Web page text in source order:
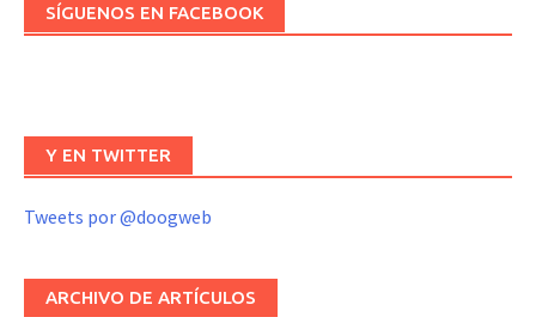
SÍGUENOS EN FACEBOOK
Y EN TWITTER
Tweets por @doogweb
ARCHIVO DE ARTÍCULOS